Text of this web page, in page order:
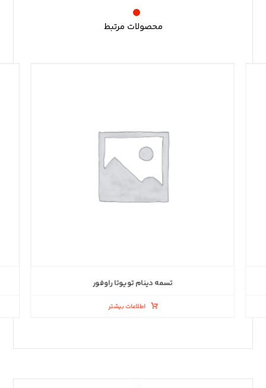
محصولات مرتبط
تسمه دینام تویوتا راوفور
اطلاعات بیشتر